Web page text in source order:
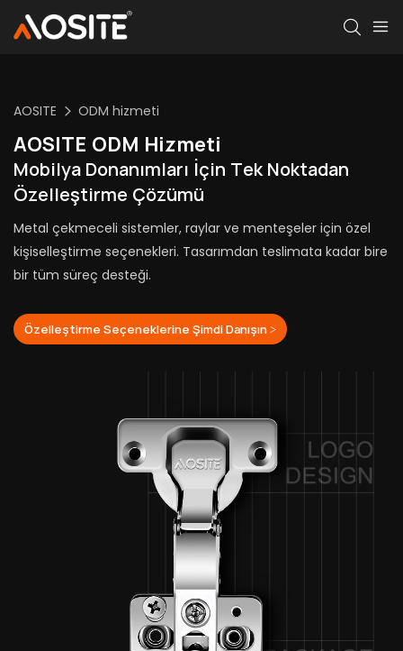
AOSITE ODM hizmeti
AOSITE ODM Hizmeti
Mobilya Donanımları İçin Tek Noktadan
Özelleştirme Çözümü
Metal çekmeceli sistemler, raylar ve menteşeler için özel
kişiselleştirme seçenekleri. Tasarımdan teslimata kadar bire
bir tüm süreç desteği.
Özelleştirme Seçeneklerine Şimdi Danışın >